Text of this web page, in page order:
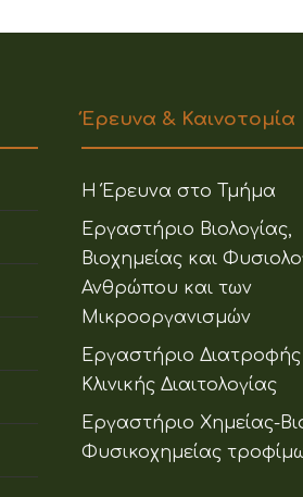
Έρευνα & Καινοτομία
Η Έρευνα στο Τμήμα
Εργαστήριο Βιολογίας,
Βιοχημείας και
Ανθρώπου και των
Μικροοργανισμών
Εργαστήριο Διατροφής
Κλινικής Διαιτολογίας
Εργαστήριο Χημείας-
Φυσικοχημείας